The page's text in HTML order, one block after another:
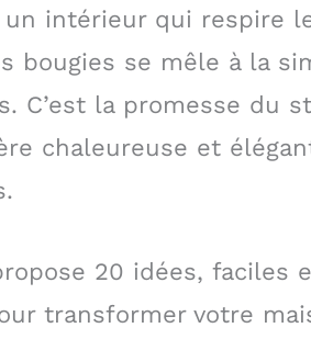
un intérieur qui respire
bougies se mêle à la
C’est la promesse du
chaleureuse et
20 idées, faciles
transformer votre